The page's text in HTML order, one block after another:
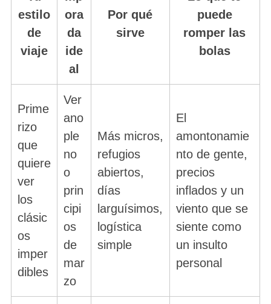
estilo
de
viaje
ora
da
ide
al
Por qué
sirve
puede
romper las
bolas
Prime
rizo
que
quiere
ver
los
clásic
os
imper
dibles
Ver
ano
ple
no
o
prin
cipi
os
de
mar
zo
Más micros,
refugios
abiertos,
días
larguísimos,
logística
simple
El
amontonamie
nto de gente,
precios
inflados y un
viento que se
siente como
un insulto
personal